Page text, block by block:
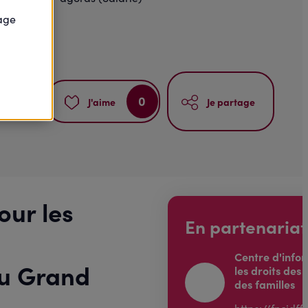
J'aime 0 Je partage
les
Grand
En
Centre
les droits des
des familles